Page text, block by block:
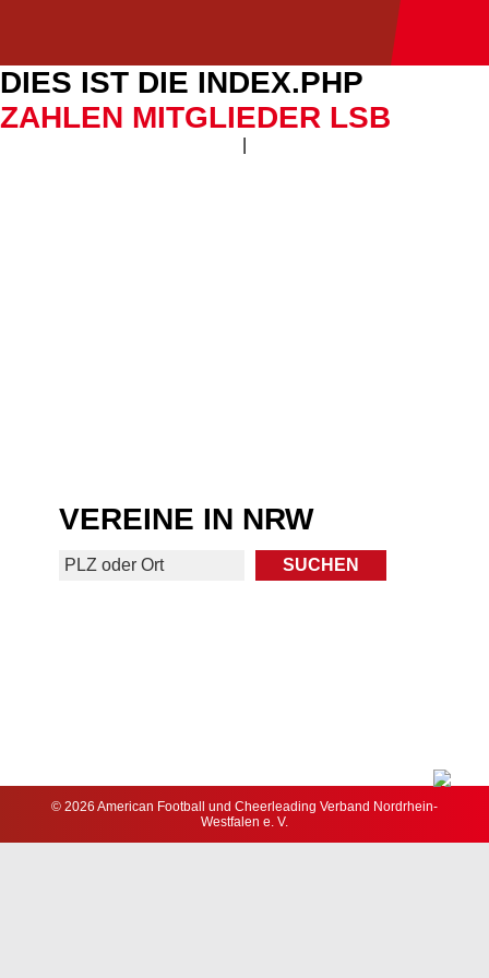
DIES IST DIE INDEX.PHP
ZAHLEN MITGLIEDER LSB
VEREINE IN NRW
© 2026 American Football und Cheerleading Verband Nordrhein-
Westfalen e. V.